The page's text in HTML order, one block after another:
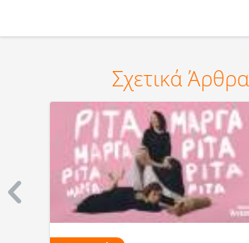
Σχετικά Άρθρα